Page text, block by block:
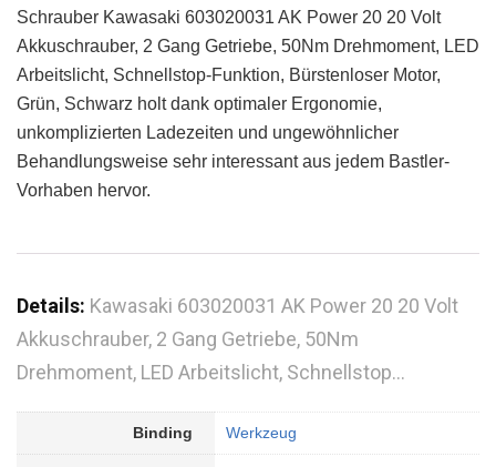
Schrauber Kawasaki 603020031 AK Power 20 20 Volt
Akkuschrauber, 2 Gang Getriebe, 50Nm Drehmoment, LED
Arbeitslicht, Schnellstop-Funktion, Bürstenloser Motor,
Grün, Schwarz holt dank optimaler Ergonomie,
unkomplizierten Ladezeiten und ungewöhnlicher
Behandlungsweise sehr interessant aus jedem Bastler-
Vorhaben hervor.
Details: Kawasaki 603020031 AK Power 20 20 Volt
Akkuschrauber, 2 Gang Getriebe, 50Nm
Drehmoment, LED Arbeitslicht, Schnellstop…
Binding Werkzeug